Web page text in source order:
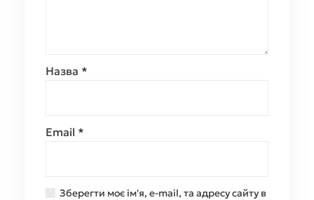
Назва *
Email *
Зберегти моє ім'я, e-mail, та адресу сайту в